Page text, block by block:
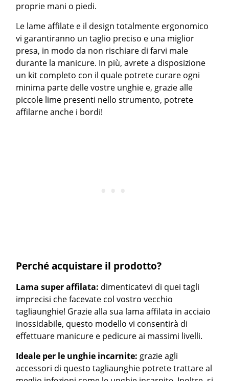
proprie mani o piedi.
Le lame affilate e il design totalmente ergonomico
vi garantiranno un taglio preciso e una miglior
presa, in modo da non rischiare di farvi male
durante la manicure. In più, avrete a disposizione
un kit completo con il quale potrete curare ogni
minima parte delle vostre unghie e, grazie alle
piccole lime presenti nello strumento, potrete
affilarne anche i bordi!
Perché acquistare il prodotto?
Lama super affilata: dimenticatevi di quei tagli
imprecisi che facevate col vostro vecchio
tagliaunghie! Grazie alla sua lama affilata in acciaio
inossidabile, questo modello vi consentirà di
effettuare manicure e pedicure ai massimi livelli.
Ideale per le unghie incarnite: grazie agli
accessori di questo tagliaunghie potrete trattare al